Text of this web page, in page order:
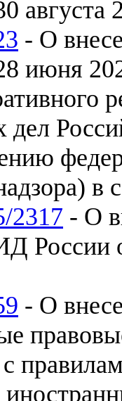
августа
- О
июня
дел
в
2317 - О
России
- О